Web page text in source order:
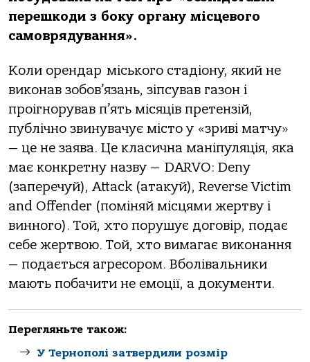
перешкоди з боку органу місцевого
самоврядування».
Коли орендар міського стадіону, який не
виконав зобов’язань, зіпсував газон і
проігнорував п’ять місяців претензій,
публічно звинувачує місто у «зриві матчу»
— це не заява. Це класична маніпуляція, яка
має конкретну назву — DARVO: Deny
(заперечуй), Attack (атакуй), Reverse Victim
and Offender (поміняй місцями жертву і
винного). Той, хто порушує договір, подає
себе жертвою. Той, хто вимагає виконання
— подається агресором. Вболівальники
мають побачити не емоції, а документи.
Перегляньте також:
У Тернополі затвердили розмір